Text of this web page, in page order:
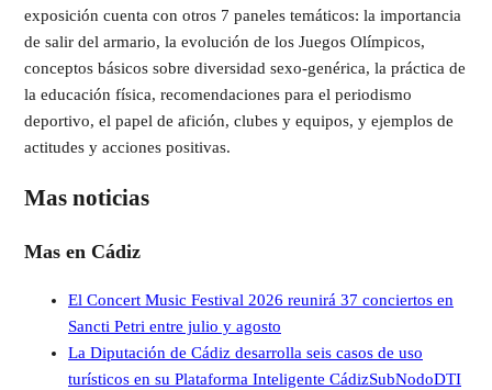
exposición cuenta con otros 7 paneles temáticos: la importancia
de salir del armario, la evolución de los Juegos Olímpicos,
conceptos básicos sobre diversidad sexo-genérica, la práctica de
la educación física, recomendaciones para el periodismo
deportivo, el papel de afición, clubes y equipos, y ejemplos de
actitudes y acciones positivas.
Mas noticias
Mas en Cádiz
El Concert Music Festival 2026 reunirá 37 conciertos en
Sancti Petri entre julio y agosto
La Diputación de Cádiz desarrolla seis casos de uso
turísticos en su Plataforma Inteligente CádizSubNodoDTI